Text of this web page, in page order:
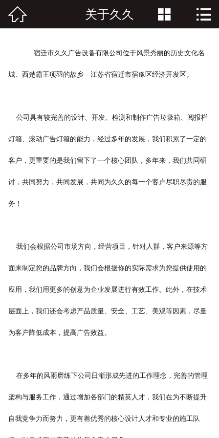
网站首页
联系我们
 关于久久  
宿迁市久久广告设备有限公司位于风景秀丽的历史文化名
城、西楚霸王项羽的故乡—江苏省宿迁市宿豫区经济开发区。
公司具有较完善的设计、开发、检测和制作广告垃圾箱、阅报栏
灯箱、滚动广告灯箱的能力，经过多年的发展，我们积累了一定的
客户，更重要的是我们留下了一个核心团队，多年来，我们共同研
讨，共同努力，共同发展，共同为久久的每一个客户尽职尽责的服
务！
我们会根据公司市场方向，经营项目，针对人群，客户来源等方
面来制定您的品牌方向，我们会根据你的实际需求为您提供使用的
应用，我们用更多的创意为企业发展进行有效工作。此外，在技术
层面上，我们还会考虑产品质量、安全、工艺、美观等因素，尽量
为客户降低成本，提高广告效益。
在多年的风雨磨练下公司日渐形成先进的工作理念，完善的管理
架构与服务工作，通过增加各部门的精英人才，我们在为不断提升
自我竞争力而努力，更有着优秀的核心设计人才和专业的施工队